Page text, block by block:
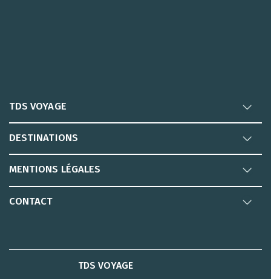
TDS VOYAGE
DESTINATIONS
MENTIONS LÉGALES
CONTACT
TDS VOYAGE